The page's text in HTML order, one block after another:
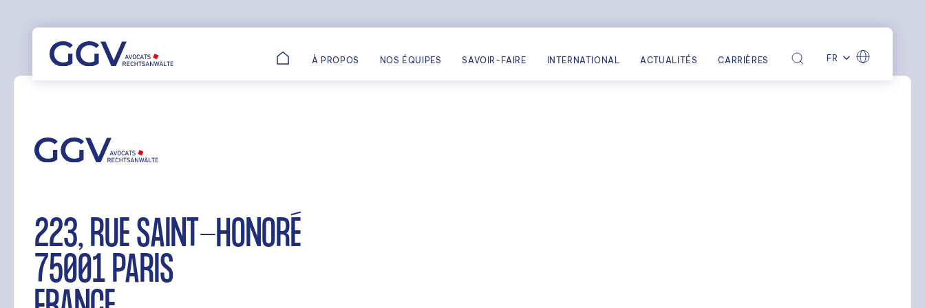
contenu
À PROPOS NOS ÉQUIPES SAVOIR-FAIRE INTERNATIONAL ACTUALITÉS CARRIÈRES FR
223, RUE SAINT-HONORÉ
75001 PARIS